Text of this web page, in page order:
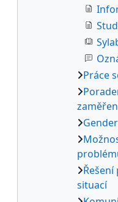
Práce
situací